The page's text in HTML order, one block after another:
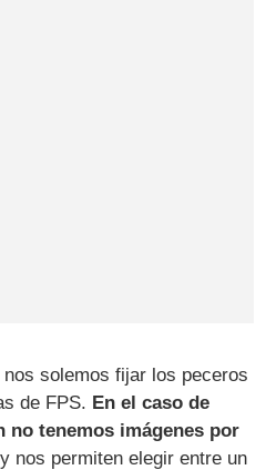
solemos fijar los peceros
de FPS. En el caso de
no tenemos imágenes por
y nos permiten elegir entre un